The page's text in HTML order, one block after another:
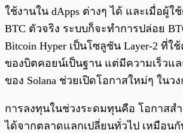
ใช้งานใน dApps ต่างๆ ได้ และเมื่อผู้ใ
BTC ตัวจริง ระบบก็จะทำการปล่อย
Bitcoin Hyper เป็นโซลูชัน Layer-2 ที่ใ
ของบิตคอยน์เป็นฐาน แต่มีความเร็วแ
ของ Solana ช่วยเปิดโอกาสใหม่ๆ ในวง
การลงทุนในช่วงระดมทุนคือ โอกาส
ได้จากตลาดแลกเปลี่ยนทั่วไป เหมือนกั